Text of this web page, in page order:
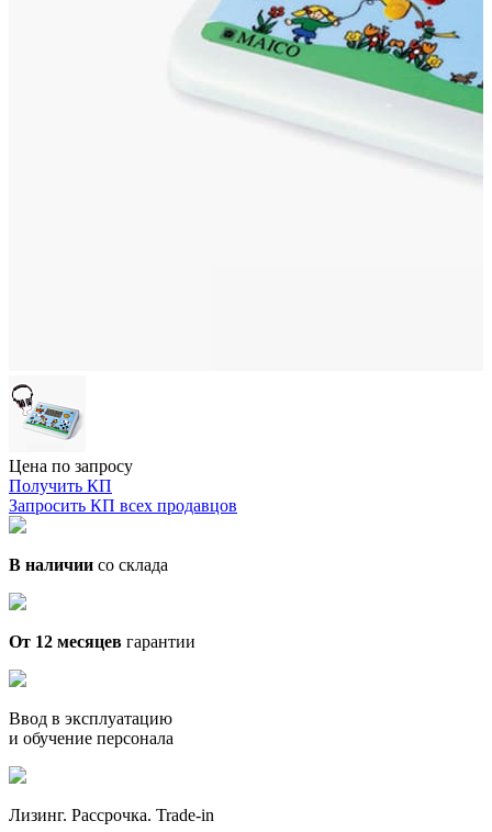
Цена по запросу
Получить КП
Запросить КП всех продавцов
В наличии со склада
От 12 месяцев гарантии
Ввод в эксплуатацию
и обучение персонала
Лизинг. Рассрочка. Trade-in